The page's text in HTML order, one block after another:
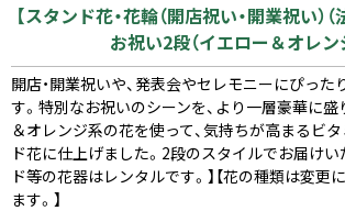
【スタンド花・花輪（開店祝い・開業祝い）
お祝い2段（イエロー＆オレン
開店・開業祝いや、発表会やセレモニーにぴった
す。特別なお祝いのシーンを、より一層豪華に盛
＆オレンジ系の花を使って、気持ちが高まるビ
ド花に仕上げました。2段のスタイルでお届けい
ド等の花器はレンタルです。】【花の種類は変更
ます。】